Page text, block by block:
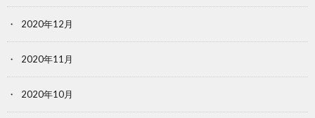
2020年12月
2020年11月
2020年10月